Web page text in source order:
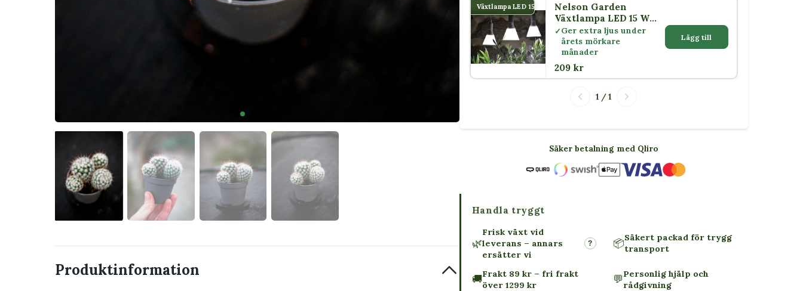
Produktinformation
Växtlampa LED 15 W
Nelson Garden
Växtlampa LED 15 W
med skärm E27
Ger extra ljus under
årets mörkare
månader
209 kr
Lägg till
1 / 1
Säker betalning med Qliro
Handla tryggt
🌿
Frisk växt vid
leverans – annars
ersätter vi
? 📦Säkert packad för trygg
transport
🚚Frakt 89 kr – fri frakt
över 1299 kr
💬Personlig hjälp och
rådgivning